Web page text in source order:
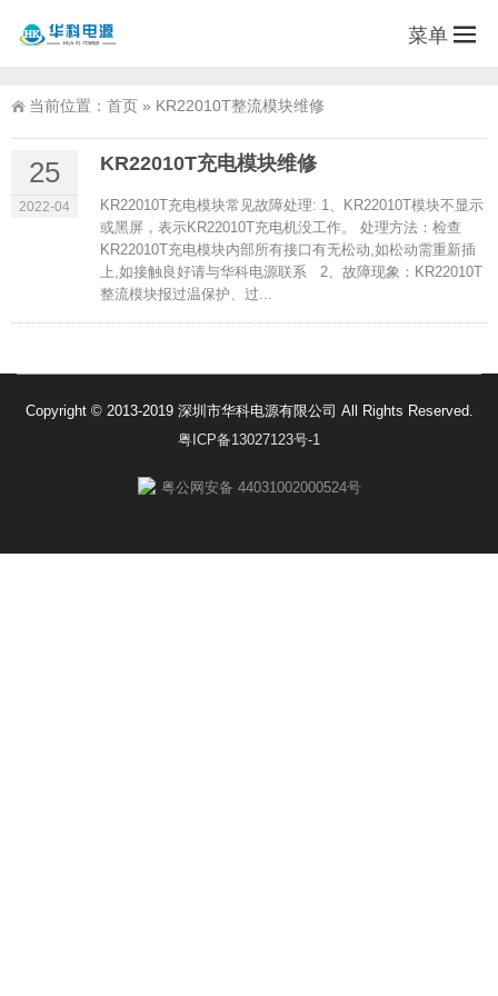
菜单
当前位置： 首页 » KR22010T整流模块维修
25
2022-04
KR22010T充电模块维修
KR22010T充电模块常见故障处理: 1、KR22010T模块不显示
或黑屏，表示KR22010T充电机没工作。 处理方法：检查
KR22010T充电模块内部所有接口有无松动,如松动需重新插
上,如接触良好请与华科电源联系 2、故障现象：KR22010T
整流模块报过温保护、过...
Copyright © 2013-2019 深圳市华科电源有限公司 All Rights Reserved.
粤ICP备13027123号-1
粤公网安备 44031002000524号